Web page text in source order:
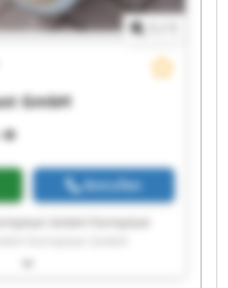
GmbH
Anrufen
GmbH Formplast